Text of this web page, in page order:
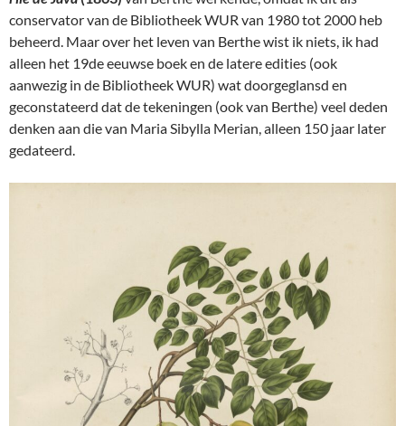
conservator van de Bibliotheek WUR van 1980 tot 2000 heb
beheerd. Maar over het leven van Berthe wist ik niets, ik had
alleen het 19de eeuwse boek en de latere edities (ook
aanwezig in de Bibliotheek WUR) wat doorgeglansd en
geconstateerd dat de tekeningen (ook van Berthe) veel deden
denken aan die van Maria Sibylla Merian, alleen 150 jaar later
gedateerd.